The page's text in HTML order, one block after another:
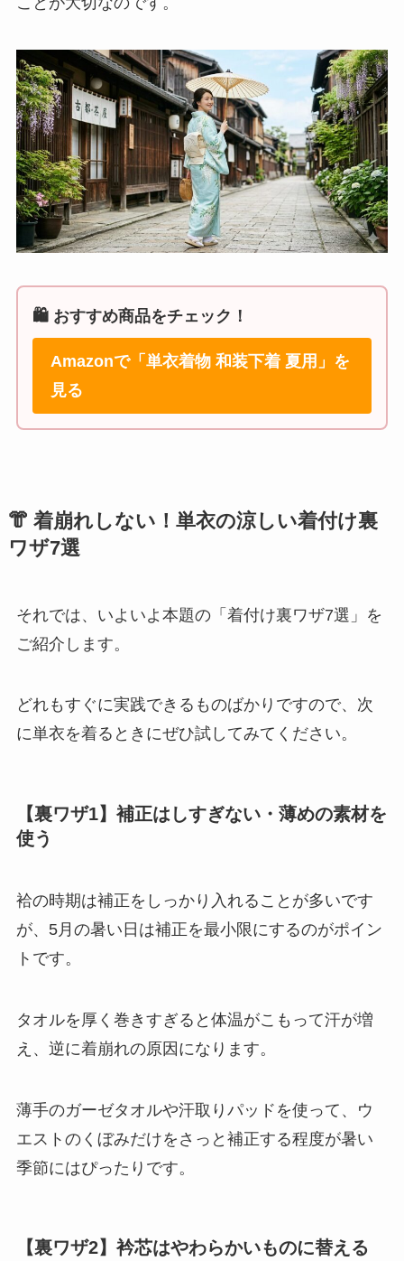
🛍️ おすすめ商品をチェック！
Amazonで「単衣着物 和装下着 夏用」を
見る
👘 着崩れしない！単衣の涼しい着付け裏
ワザ7選
それでは、いよいよ本題の「着付け裏ワザ7選」を
ご紹介します。
どれもすぐに実践できるものばかりですので、次
に単衣を着るときにぜひ試してみてください。
【裏ワザ1】補正はしすぎない・薄めの素材を
使う
袷の時期は補正をしっかり入れることが多いです
が、5月の暑い日は補正を最小限にするのがポイン
トです。
タオルを厚く巻きすぎると体温がこもって汗が増
え、逆に着崩れの原因になります。
薄手のガーゼタオルや汗取りパッドを使って、ウ
エストのくぼみだけをさっと補正する程度が暑い
季節にはぴったりです。
【裏ワザ2】衿芯はやわらかいものに替える